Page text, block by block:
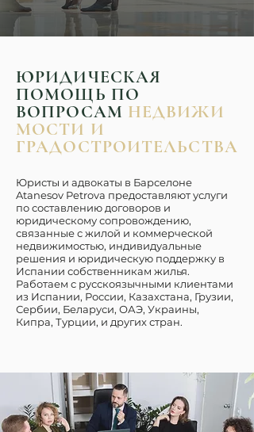
ЮРИДИЧЕСКАЯ
ПОМОЩЬ ПО
ВОПРОСАМ НЕДВИЖИ
МОСТИ И
ГРАДОСТРОИТЕЛЬСТВА
Юристы и адвокаты в Барселоне
Atanesov Petrova предоставляют услуги
по составлению договоров и
юридическому сопровождению,
связанные с жилой и коммерческой
недвижимостью, индивидуальные
решения и юридическую поддержку в
Испании собственникам жилья.
Работаем с русскоязычными клиентами
из Испании, России, Казахстана, Грузии,
Сербии, Беларуси, ОАЭ, Украины,
Кипра, Турции, и других стран.